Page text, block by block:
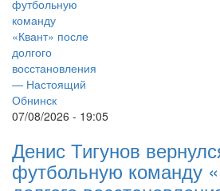
07/08/2026 - 19:05
Денис Тигунов
футбольную команду